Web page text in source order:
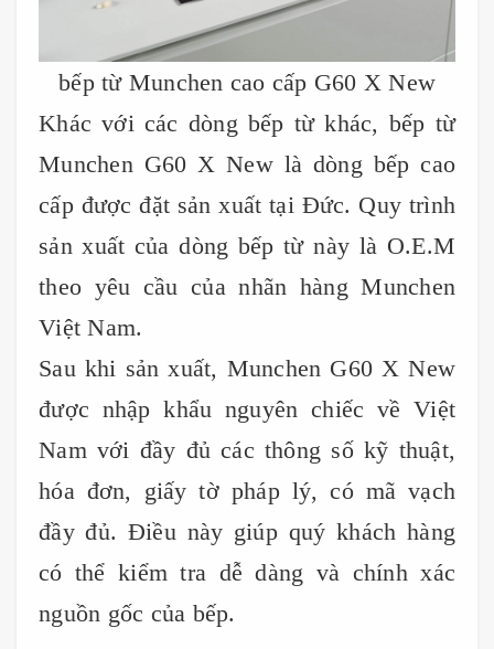
bếp từ Munchen cao cấp G60 X New
Khác với các dòng bếp từ khác, bếp từ
Munchen G60 X New là dòng bếp cao
cấp được đặt sản xuất tại Đức. Quy trình
sản xuất của dòng bếp từ này là O.E.M
theo yêu cầu của nhãn hàng Munchen
Việt Nam.
Sau khi sản xuất, Munchen G60 X New
được nhập khẩu nguyên chiếc về Việt
Nam với đầy đủ các thông số kỹ thuật,
hóa đơn, giấy tờ pháp lý, có mã vạch
đầy đủ. Điều này giúp quý khách hàng
có thể kiểm tra dễ dàng và chính xác
nguồn gốc của bếp.